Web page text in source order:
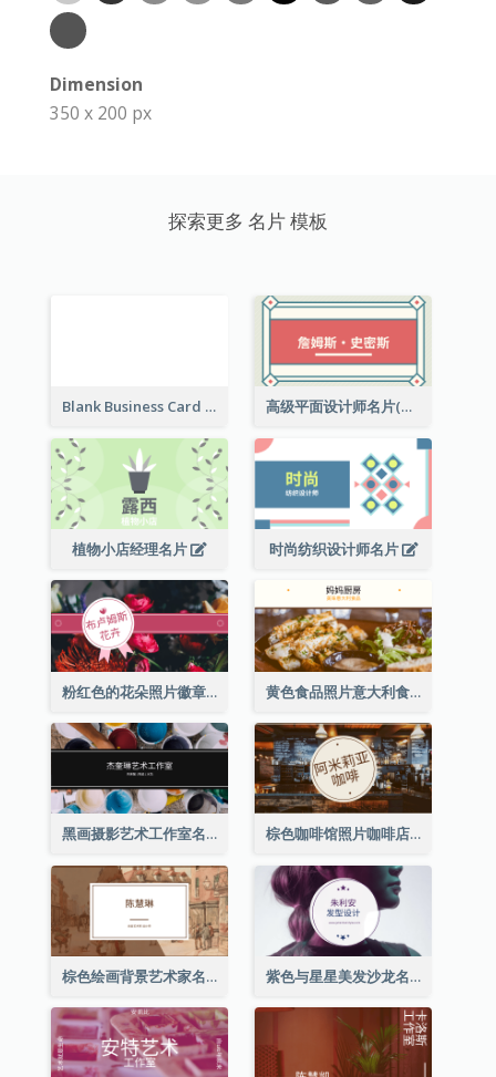
Dimension
350 x 200 px
探索更多 名片 模板
Blank Business Card 高级平面设计师名片(附工作室地址)
植物小店经理名片 时尚纺织设计师名片
粉红色的花朵照片徽章花店名片 黄色食品照片意大利食品名片
黑画摄影艺术工作室名片 棕色咖啡馆照片咖啡店名片
棕色绘画背景艺术家名片 紫色与星星美发沙龙名片